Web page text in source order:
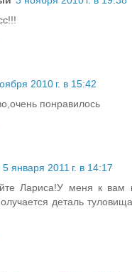
2010 г. в 15:42
понравилось
5 января 2011 г. в 14:17
Лариса!У меня к вам
деталь